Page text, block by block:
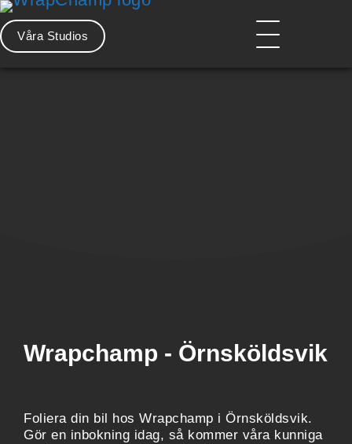
Hoppa
till
innehåll
Våra Studios
Wrapchamp - Örnsköldsvik
Foliera din bil hos Wrapchamp i Örnsköldsvik.
Gör en inbokning idag, så kommer våra kunniga